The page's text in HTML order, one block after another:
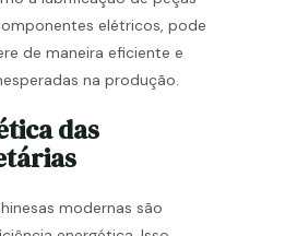
elétricos, pode
de maneira eficiente e
na produção.
das
modernas são